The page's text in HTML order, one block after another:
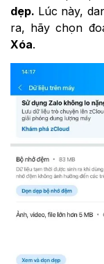
dẹp. Lúc này,
ra, hãy chọn
Xóa.